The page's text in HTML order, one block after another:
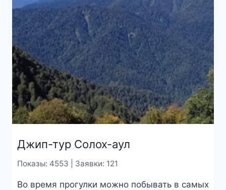
Джип-тур Солох-аул
Показы: 4553 | Заявки: 121
Во время прогулки можно побывать в самых